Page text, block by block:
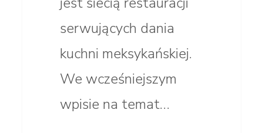
serwujących dania
kuchni meksykańskiej.
We wcześniejszym
wpisie na temat…